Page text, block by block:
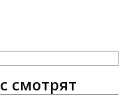
смотрят